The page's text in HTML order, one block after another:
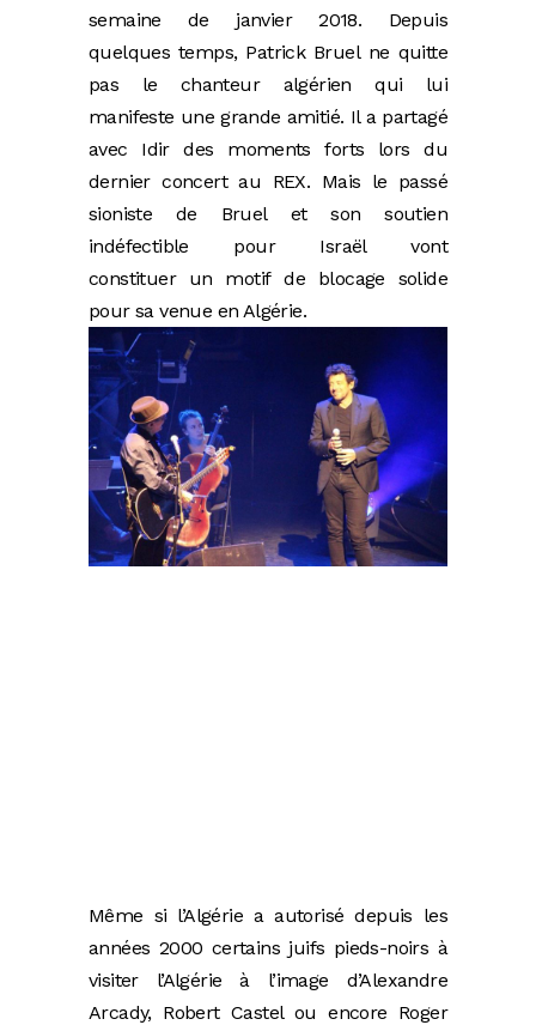
semaine de janvier 2018. Depuis
quelques temps, Patrick Bruel ne quitte
pas le chanteur algérien qui lui
manifeste une grande amitié. Il a partagé
avec Idir des moments forts lors du
dernier concert au REX. Mais le passé
sioniste de Bruel et son soutien
indéfectible pour Israël vont
constituer un motif de blocage solide
pour sa venue en Algérie.
Même si l’Algérie a autorisé depuis les
années 2000 certains juifs pieds-noirs à
visiter l’Algérie à l’image d’Alexandre
Arcady, Robert Castel ou encore Roger